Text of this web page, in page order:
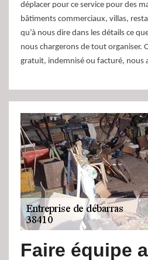
déplacer pour ce service pour des
bâtiments commerciaux, villas,
qu’à nous dire dans les détails ce
nous chargerons de tout organiser.
gratuit, indemnisé ou facturé, nous
Faire équipe